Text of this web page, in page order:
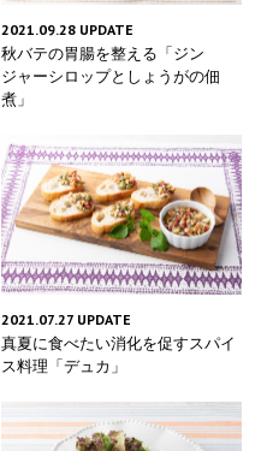
2021.09.28 UPDATE
秋バテの胃腸を整える「ジン
ジャーシロップとしょうがの佃
煮」
2021.07.27 UPDATE
真夏に食べたい消化を促すスパイ
ス料理「デュカ」